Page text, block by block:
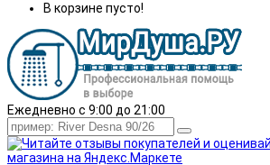
В корзине пусто!
Ежедневно с 9:00 до 21:00